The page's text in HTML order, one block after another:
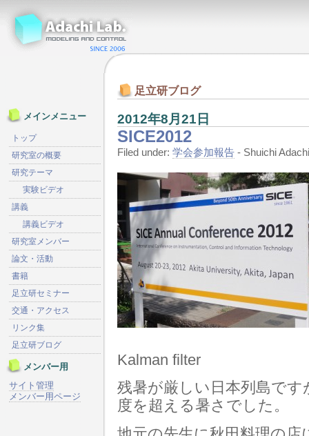
足立研ブログ
2012年8月21日
SICE2012
Filed under: 学会参加報告 - Shuichi
Kalman filter
残暑が厳しい日本列島で
度を超える暑さでした。
メインメニュー
トップ
研究室の概要
研究テーマ
実験ビデオ
講義
講義ビデオ
研究室メンバー
論文・活動
書籍
足立研セミナー
交通・アクセス
リンク集
足立研ブログ
メンバー用
サイト管理
メンバー用ページ